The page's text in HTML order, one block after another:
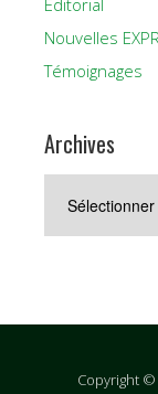
Nouvelles
Témoignages
Archives
Copyright ©